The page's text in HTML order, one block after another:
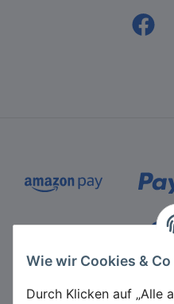
Wie wir Cookies &
Durch Klicken auf „Alle